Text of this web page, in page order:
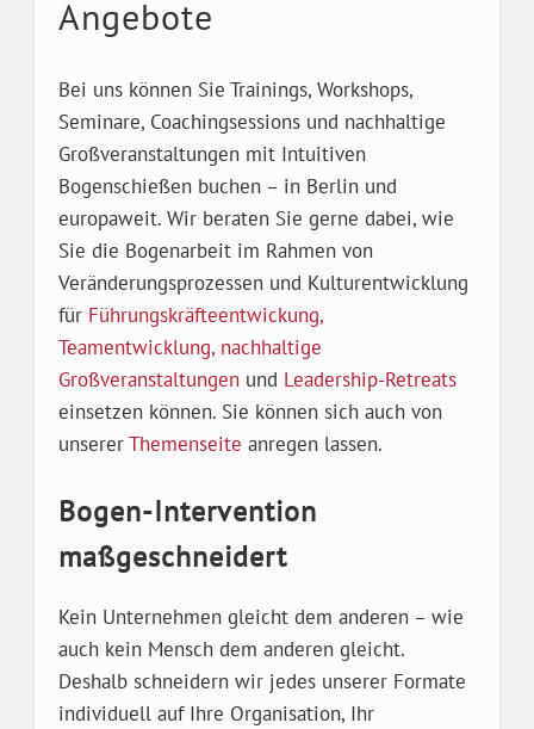
Angebote
Bei uns können Sie Trainings, Workshops,
Seminare, Coachingsessions und nachhaltige
Großveranstaltungen mit Intuitiven
Bogenschießen buchen – in Berlin und
europaweit. Wir beraten Sie gerne dabei, wie
Sie die Bogenarbeit im Rahmen von
Veränderungsprozessen und Kulturentwicklung
für Führungskräfteentwickung,
Teamentwicklung, nachhaltige
Großveranstaltungenund Leadership-Retreats
einsetzen können. Sie können sich auch von
unsererThemenseite anregen lassen.
Bogen-Intervention
maßgeschneidert
Kein Unternehmen gleicht dem anderen – wie
auch kein Mensch dem anderen gleicht.
Deshalb schneidern wir jedes unserer Formate
individuell auf Ihre Organisation, Ihr